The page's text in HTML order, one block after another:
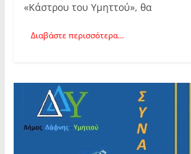
«Κάστρου του Υμηττού», θα
Διαβάστε περισσότερα...